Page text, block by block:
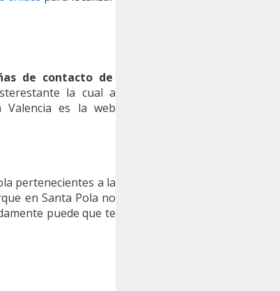
de contacto de
la cual a
Valencia es la web
pertenecientes a la
en Santa Pola no
puede que te